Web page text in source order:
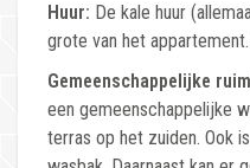
Huur: De kale huur
grote van het
Gemeenschappelijke
een gemeenschappelijke
terras op het zuiden. Ook